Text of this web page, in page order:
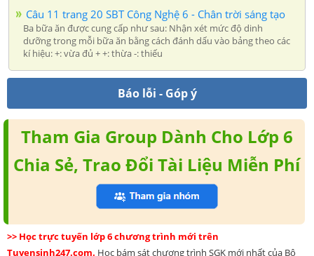
Câu 11 trang 20 SBT Công Nghệ 6 - Chân trời sáng tạo
Ba bữa ăn được cung cấp như sau: Nhận xét mức độ dinh
dưỡng trong mỗi bữa ăn bằng cách đánh dấu vào bảng theo các
kí hiệu: +: vừa đủ + +: thừa -: thiếu
Báo lỗi - Góp ý
Tham Gia Group Dành Cho Lớp 6
Chia Sẻ, Trao Đổi Tài Liệu Miễn Phí
>> Học trực tuyến lớp 6 chương trình mới trên
Tuyensinh247.com. Học bám sát chương trình SGK mới nhất của Bộ